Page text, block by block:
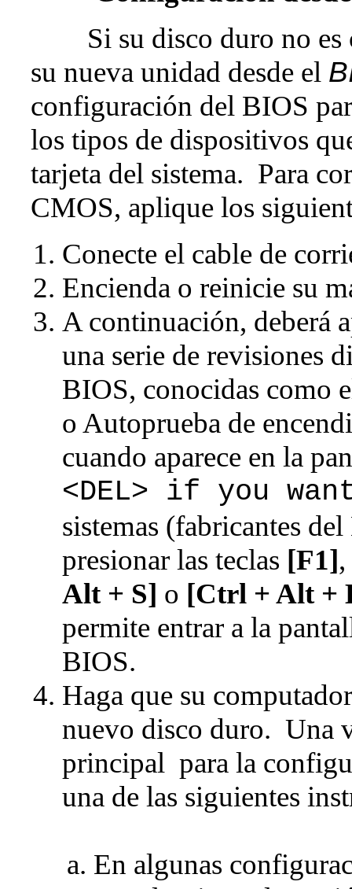
Si su disco duro no
su nueva unidad desde el
configuración del BIOS
los tipos de dispositivos
tarjeta del sistema. Para
CMOS, aplique los
Conecte el cable de
Encienda o reinicie su
A continuación, deberá
una serie de revisiones
BIOS, conocidas como
o Autoprueba de
cuando aparece en la
<DEL> if you
sistemas (fabricantes
presionar las teclas [F1],
Alt + S] o [Ctrl + Alt +
permite entrar a la
BIOS.
Haga que su
nuevo disco duro. Una
principal para la
una de las siguientes
En algunas